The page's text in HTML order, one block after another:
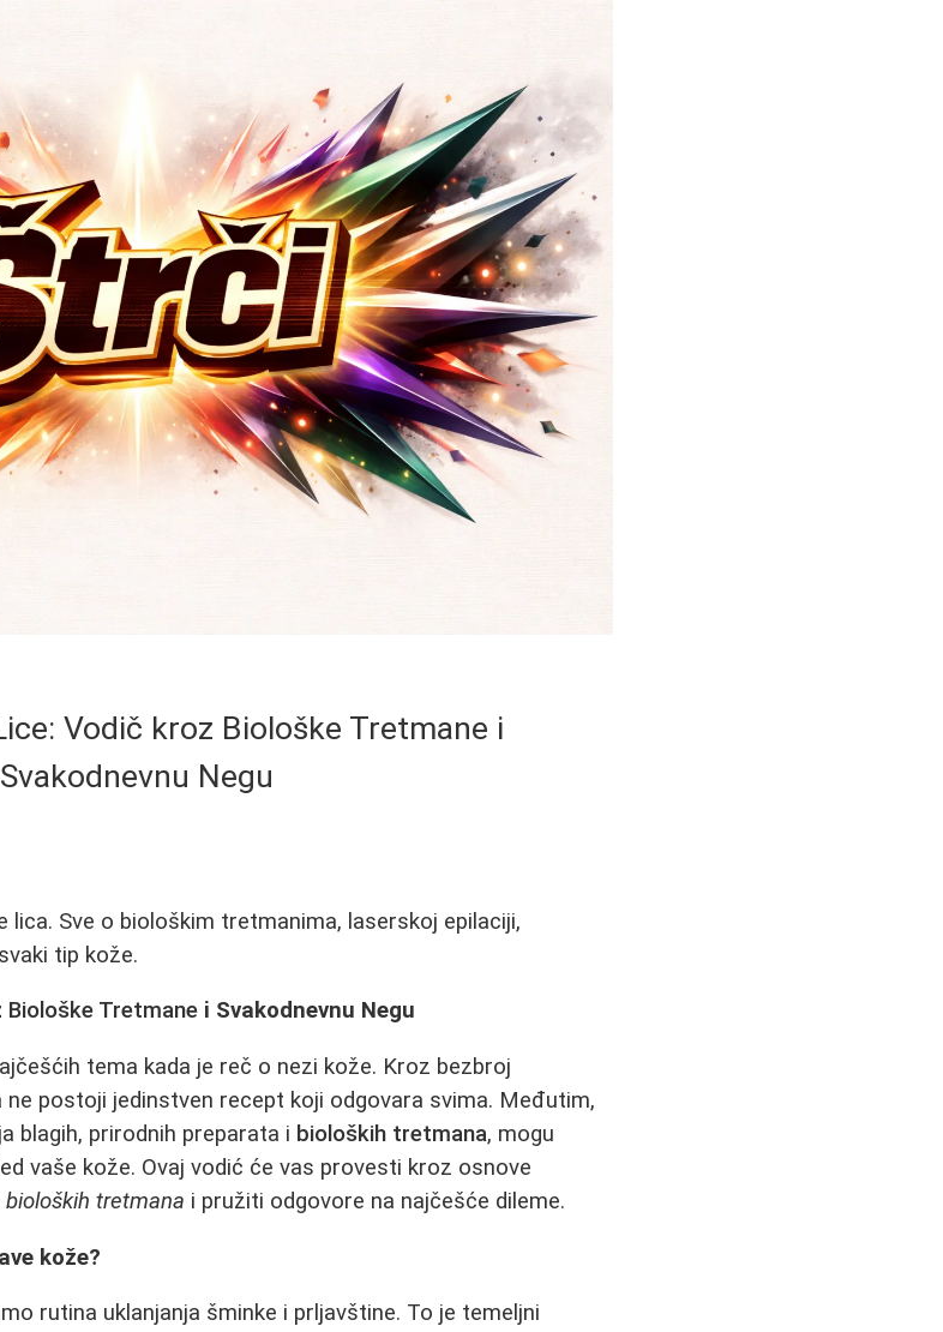
Vodič kroz Biološke Tretmane i
Svakodnevnu Negu
Sve o biološkim tretmanima, laserskoj epilaciji,
tip kože.
Biološke Tretmane i Svakodnevnu Negu
tema kada je reč o nezi kože. Kroz bezbroj
ne postoji jedinstven recept koji odgovara svima. Međutim,
blagih, prirodnih preparata i bioloških tretmana, mogu
vaše kože. Ovaj vodić će vas provesti kroz osnove
bioloških tretmana i pružiti odgovore na najčešće dileme.
kože?
rutina uklanjanja šminke i prljavštine. To je temeljni